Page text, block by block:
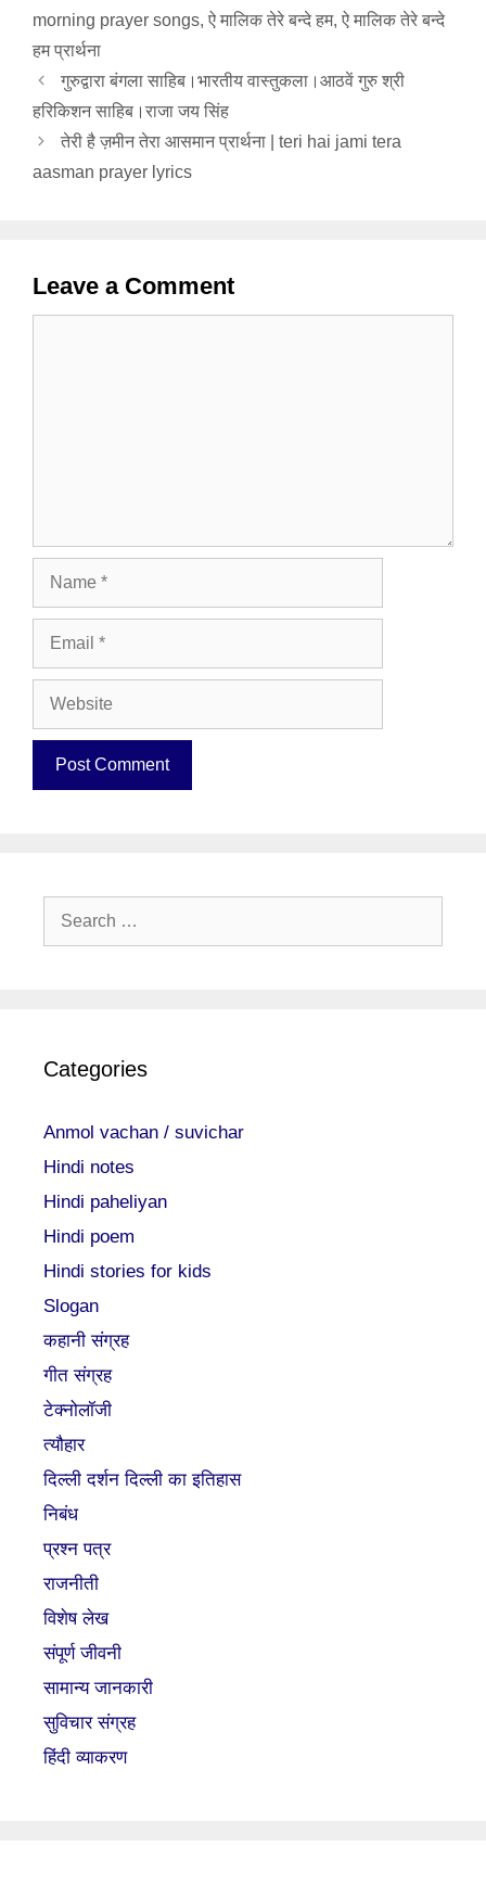
morning prayer songs, ऐ मालिक तेरे बन्दे हम, ऐ मालिक तेरे बन्दे
हम प्रार्थना
गुरुद्वारा बंगला साहिब।भारतीय वास्तुकला।आठवें गुरु श्री
हरिकिशन साहिब।राजा जय सिंह
तेरी है ज़मीन तेरा आसमान प्रार्थना | teri hai jami tera
aasman prayer lyrics
Leave a Comment
Search
Categories
Anmol vachan / suvichar
Hindi notes
Hindi paheliyan
Hindi poem
Hindi stories for kids
Slogan
कहानी संग्रह
गीत संग्रह
टेक्नोलॉजी
त्यौहार
दिल्ली दर्शन दिल्ली का इतिहास
निबंध
प्रश्न पत्र
राजनीती
विशेष लेख
संपूर्ण जीवनी
सामान्य जानकारी
सुविचार संग्रह
हिंदी व्याकरण